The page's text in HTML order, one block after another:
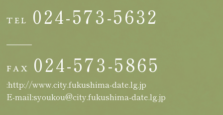
TEL 024-573-5632
FAX 024-573-5865
:http://www.city.fukushima-date.lg.jp
E-mail:syoukou@city.fukushima-date.lg.jp